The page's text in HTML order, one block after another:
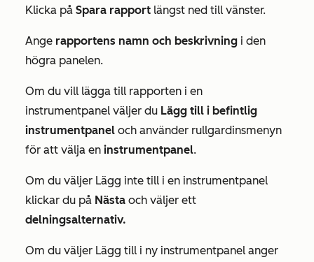
Klicka på Spara rapport längst ned till vänster.
Ange rapportens namn och beskrivning i den
högra panelen.
Om du vill lägga till rapporten i en
instrumentpanel väljer du Lägg till i befintlig
instrumentpanel och använder rullgardinsmenyn
för att välja en instrumentpanel.
Om du väljer Lägg inte till i en instrumentpanel
klickar du på Nästa och väljer ett
delningsalternativ.
Om du väljer Lägg till i ny instrumentpanel anger